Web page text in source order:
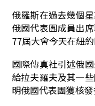
俄羅斯在過去幾個
俄國代表團成員出
77屆大會今天在紐約
國際傳真社引述俄
給拉夫羅夫及其一
明俄國代表團獲核發